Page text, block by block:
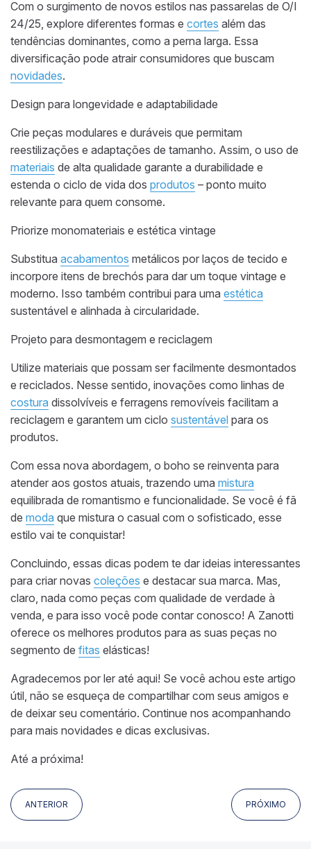
Com o surgimento de novos estilos nas passarelas de O/I
24/25, explore diferentes formas e cortes além das
tendências dominantes, como a perna larga. Essa
diversificação pode atrair consumidores que buscam
novidades.
Design para longevidade e adaptabilidade
Crie peças modulares e duráveis que permitam
reestilizações e adaptações de tamanho. Assim, o uso de
materiais de alta qualidade garante a durabilidade e
estenda o ciclo de vida dos produtos – ponto muito
relevante para quem consome.
Priorize monomateriais e estética vintage
Substitua acabamentos metálicos por laços de tecido e
incorpore itens de brechós para dar um toque vintage e
moderno. Isso também contribui para uma estética
sustentável e alinhada à circularidade.
Projeto para desmontagem e reciclagem
Utilize materiais que possam ser facilmente desmontados
e reciclados. Nesse sentido, inovações como linhas de
costura dissolvíveis e ferragens removíveis facilitam a
reciclagem e garantem um ciclo sustentável para os
produtos.
Com essa nova abordagem, o boho se reinventa para
atender aos gostos atuais, trazendo uma mistura
equilibrada de romantismo e funcionalidade. Se você é fã
de moda que mistura o casual com o sofisticado, esse
estilo vai te conquistar!
Concluindo, essas dicas podem te dar ideias interessantes
para criar novas coleções e destacar sua marca. Mas,
claro, nada como peças com qualidade de verdade à
venda, e para isso você pode contar conosco! A Zanotti
oferece os melhores produtos para as suas peças no
segmento de fitas elásticas!
Agradecemos por ler até aqui! Se você achou este artigo
útil, não se esqueça de compartilhar com seus amigos e
de deixar seu comentário. Continue nos acompanhando
para mais novidades e dicas exclusivas.
Até a próxima!
ANTERIOR PRÓXIMO